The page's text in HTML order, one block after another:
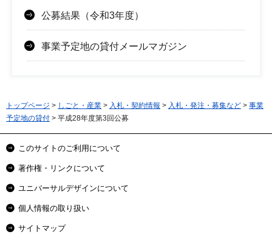
公募結果（令和3年度）
事業予定地の貸付メールマガジン
トップページ > しごと・産業 > 入札・契約情報 > 入札・発注・募集など > 事業
予定地の貸付 > 平成28年度第3回公募
このサイトのご利用について
著作権・リンクについて
ユニバーサルデザインについて
個人情報の取り扱い
サイトマップ